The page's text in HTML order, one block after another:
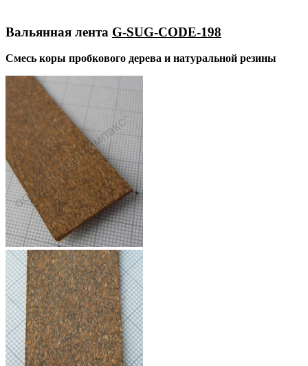
Вальянная лента G-SUG-CODE-198
Смесь коры пробкового дерева и натуральной резины